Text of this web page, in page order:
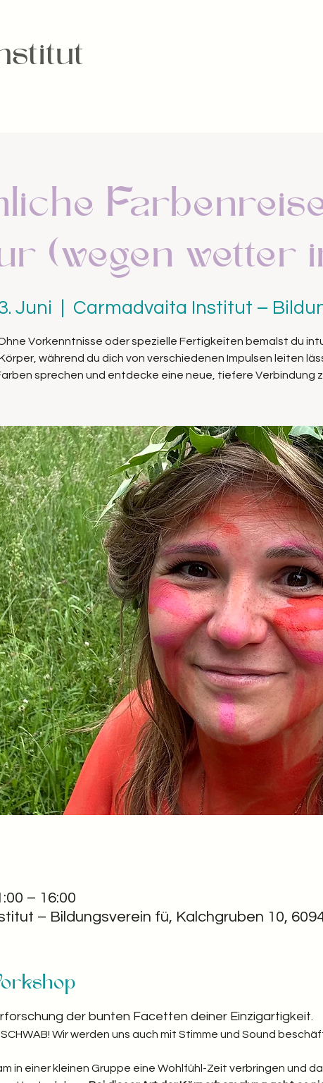
(wegen wetter
Juni Carmadvaita Institut –
Vorkenntnisse oder spezielle Fertigkeiten bemalst du
während du dich von verschiedenen Impulsen leiten
sprechen und entdecke eine neue, tiefere Verbindung
– 16:00
– Bildungsverein fü, Kalchgruben 10,
der bunten Facetten deiner Einzigartigkeit.
SCHWAB! Wir werden uns auch mit Stimme und Sound
in einer kleinen Gruppe eine Wohlfühl-Zeit verbringen und